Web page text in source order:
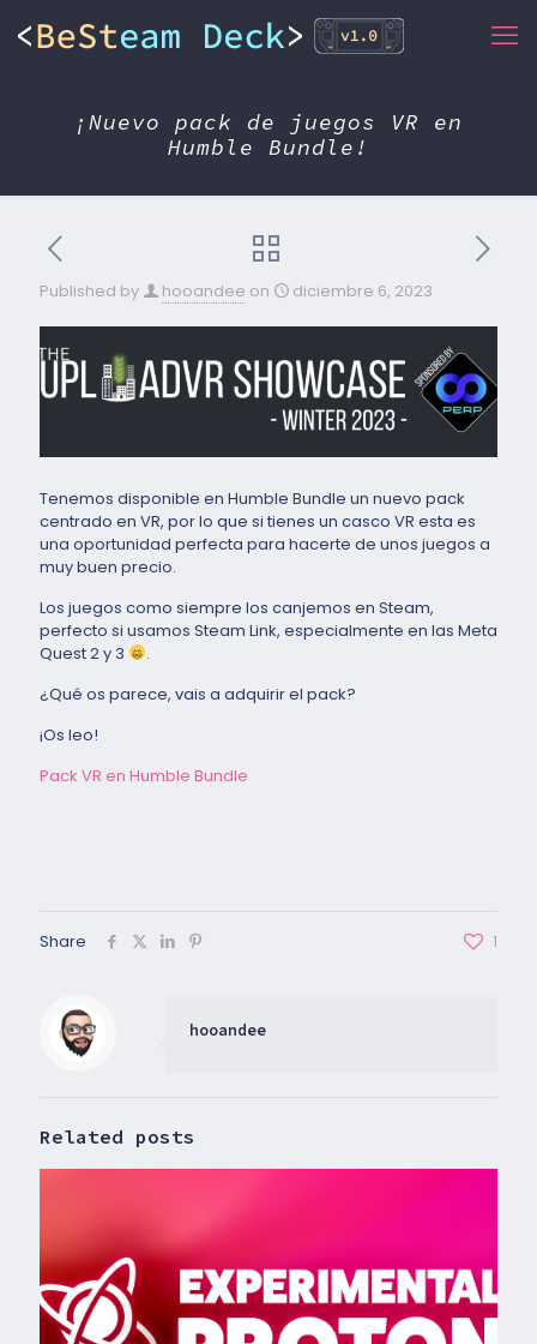
¡Nuevo pack de juegos VR en
Humble Bundle!
Published by hooandee on diciembre 6, 2023
Tenemos disponible en Humble Bundle un nuevo pack
centrado en VR, por lo que si tienes un casco VR esta es
una oportunidad perfecta para hacerte de unos juegos a
muy buen precio.
Los juegos como siempre los canjemos en Steam,
perfecto si usamos Steam Link, especialmente en las Meta
Quest 2 y 3
.
¿Qué os parece, vais a adquirir el pack?
¡Os leo!
Pack VR en Humble Bundle
Share 1
hooandee
Related posts